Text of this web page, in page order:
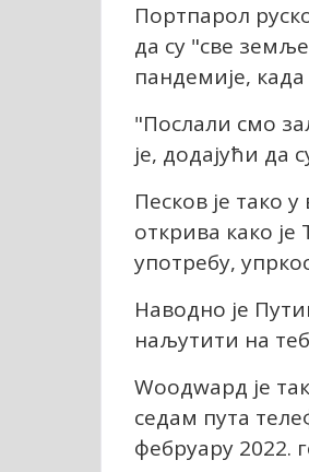
Портпарол
да су "све
пандемије,
"Послали смо
је, додајући да
Песков је тако
открива како
употребу,
Наводно је
наљутити на
Wоодwард је
седам пута
фебруару 2022.